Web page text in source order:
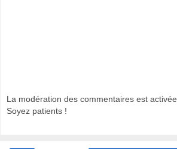
La modération des commentaires est activée.
Soyez patients !